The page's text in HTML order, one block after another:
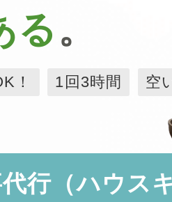
る 。
！ 1回3時間 空
行（ハウス